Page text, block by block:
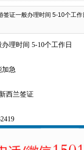
签证一般办理时间 5-10个工
理时间 5-10个工作日
加急
新西兰签证